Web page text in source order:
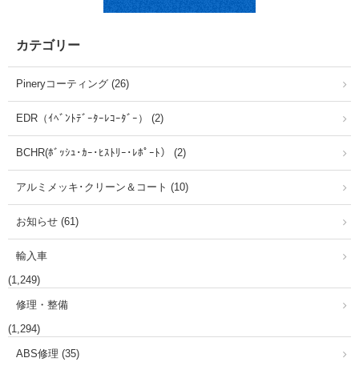
カテゴリー
Pineryコーティング (26)
EDR（ｲﾍﾞﾝﾄﾃﾞｰﾀｰﾚｺｰﾀﾞｰ） (2)
BCHR(ﾎﾞｯｼｭ･ｶｰ･ﾋｽﾄﾘｰ･ﾚﾎﾟｰﾄ） (2)
アルミメッキ･クリーン＆コート (10)
お知らせ (61)
輸入車
(1,249)
修理・整備
(1,294)
ABS修理 (35)